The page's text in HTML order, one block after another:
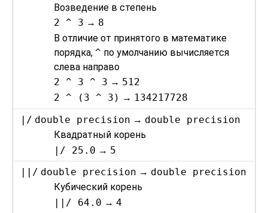
Возведение в степень
2 ^ 3 → 8
В отличие от принятого в математике
порядка,^ по умолчанию вычисляется
слева направо
2 ^ 3 ^ 3 → 512
2 ^ (3 ^ 3) → 134217728
|/ double precision → double precision
Квадратный корень
|/ 25.0 → 5
||/ double precision → double precision
Кубический корень
||/ 64.0 →4